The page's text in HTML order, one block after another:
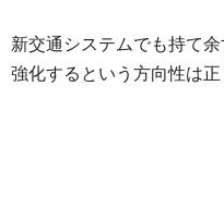
新交通システムでも持て
強化するという方向性は正